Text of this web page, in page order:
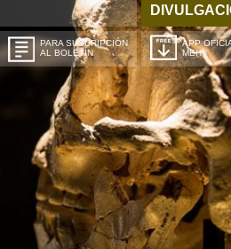
PARA SUSCRIPCIÓN
AL BOLETÍN
APP
MEH